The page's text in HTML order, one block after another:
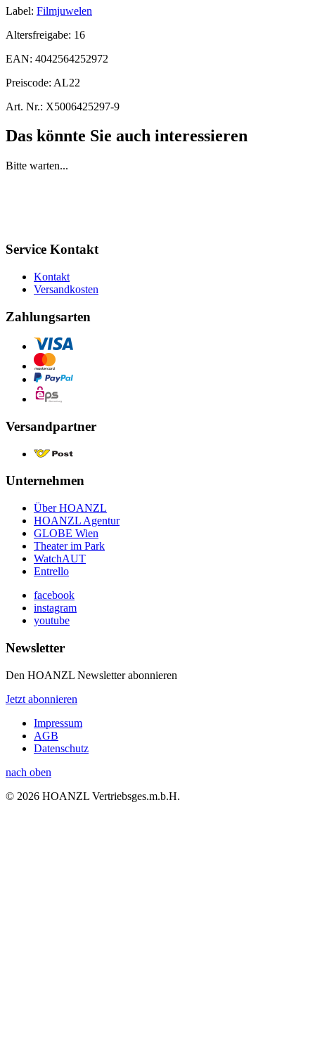
Label: Filmjuwelen
Altersfreigabe: 16
EAN: 4042564252972
Preiscode: AL22
Art. Nr.: X5006425297-9
Das könnte Sie auch interessieren
Bitte warten...
Service Kontakt
Kontakt
Versandkosten
Zahlungsarten
Versandpartner
Unternehmen
Über HOANZL
HOANZL Agentur
GLOBE Wien
Theater im Park
WatchAUT
Entrello
facebook
instagram
youtube
Newsletter
Den HOANZL Newsletter abonnieren
Jetzt abonnieren
Impressum
AGB
Datenschutz
nach oben
© 2026 HOANZL Vertriebsges.m.b.H.